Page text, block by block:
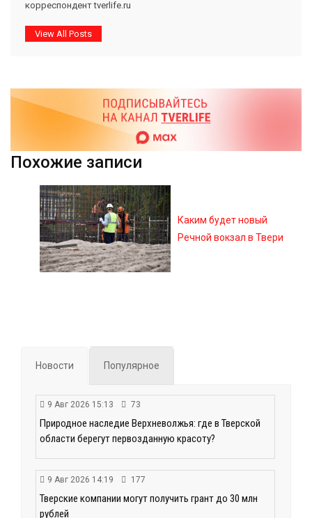
корреспондент tverlife.ru
View All Posts
Похожие записи
Каким будет новый
Речной вокзал в Твери
Новости Популярное
9 Авг 2026 15:13 73
Природное наследие Верхневолжья: где в Тверской
области берегут первозданную красоту?
9 Авг 2026 14:19 177
Тверские компании могут получить грант до 30 млн
рублей